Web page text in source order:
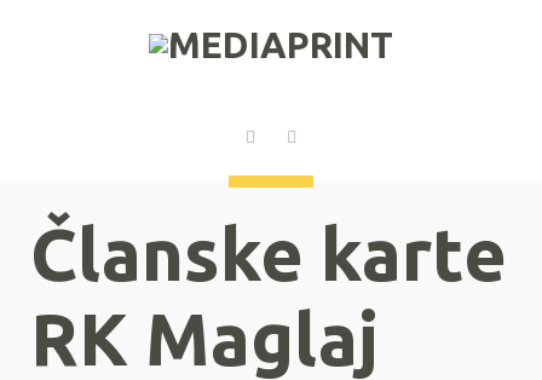
Članske karte
RK Maglaj